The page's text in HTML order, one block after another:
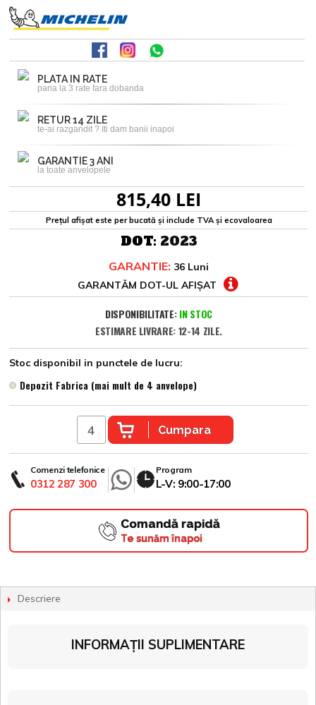
PLATA IN RATE
pana la 3 rate fara dobanda
RETUR 14 ZILE
te-ai razgandit ? Iti dam banii inapoi
GARANTIE 3 ANI
la toate anvelopele
815,40 LEI
Prețul afișat este per bucată și include TVA și ecovaloarea
DOT: 2023
GARANTIE: 36 Luni
GARANTĂM DOT-UL AFIȘAT
DISPONIBILITATE: IN STOC
ESTIMARE LIVRARE: 12-14 ZILE.
Stoc disponibil in punctele de lucru:
Depozit Fabrica (mai mult de 4 anvelope)
Cumpara
Comenzi telefonice
0312 287 300
Program
L-V: 9:00-17:00
Comandă rapidă
Te sunăm înapoi
Descriere
INFORMAȚII SUPLIMENTARE